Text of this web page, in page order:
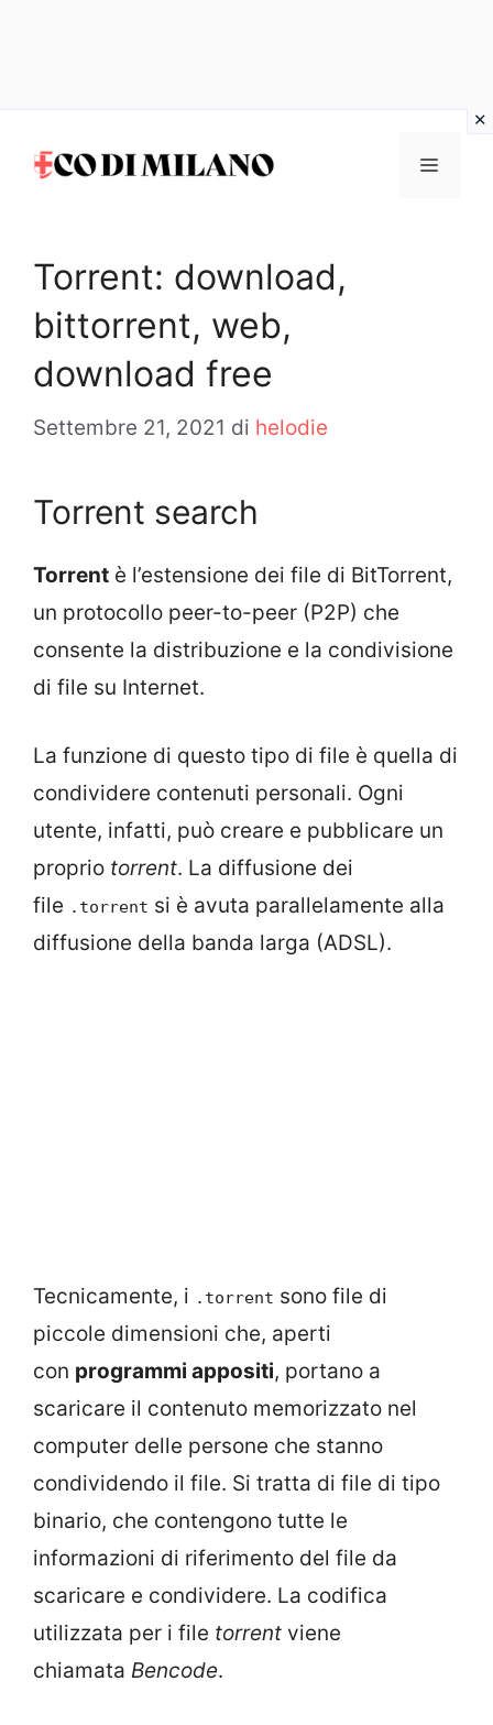
MENU
Torrent: download,
bittorrent, web,
download free
Settembre 21, 2021 di helodie
Torrent search
Torrent è l’estensione dei file di BitTorrent,
un protocollo peer-to-peer (P2P) che
consente la distribuzione e la condivisione
di file su Internet.
La funzione di questo tipo di file è quella di
condividere contenuti personali. Ogni
utente, infatti, può creare e pubblicare un
proprio torrent. La diffusione dei
file .torrent si è avuta parallelamente alla
diffusione della banda larga (ADSL).
Tecnicamente, i .torrent sono file di
piccole dimensioni che, aperti
con programmi appositi, portano a
scaricare il contenuto memorizzato nel
computer delle persone che stanno
condividendo il file. Si tratta di file di tipo
binario, che contengono tutte le
informazioni di riferimento del file da
scaricare e condividere. La codifica
utilizzata per i file torrent viene
chiamata Bencode.